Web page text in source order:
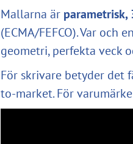
Mallarna är
(ECMA/FEFCO). Var
geometri, perfekta veck
För skrivare betyder det
to-market. För